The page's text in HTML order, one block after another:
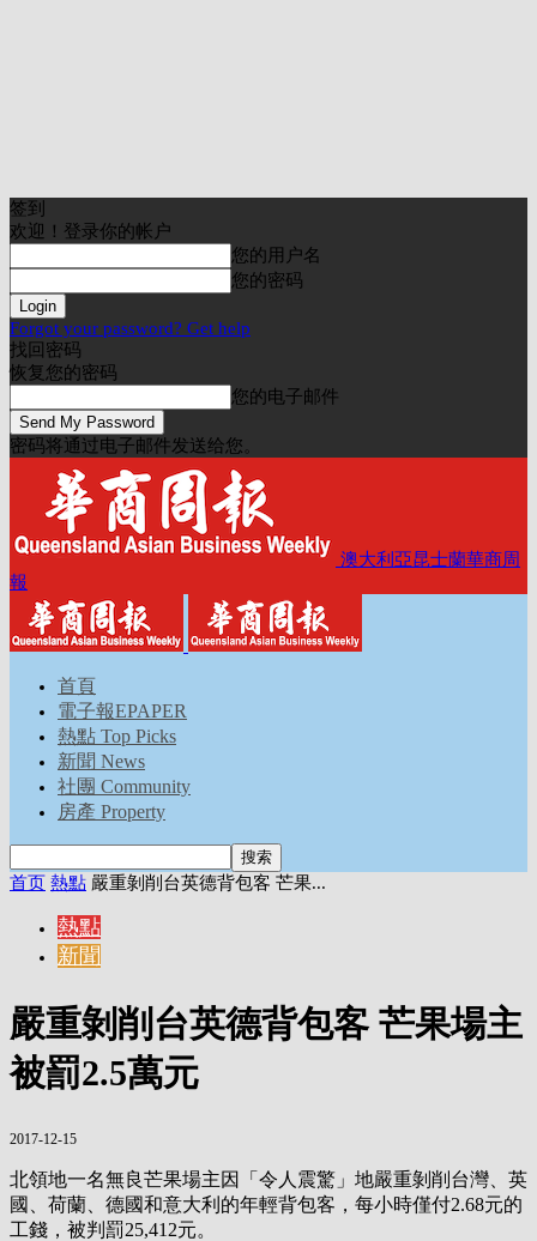
签到
欢迎！登录你的帐户
您的用户名
您的密码
Forgot your password? Get help
找回密码
恢复您的密码
您的电子邮件
密码将通过电子邮件发送给您。
澳大利亞昆士蘭華商周
報
首頁
電子報EPAPER
熱點 Top Picks
新聞 News
社團 Community
房產 Property
首页 熱點 嚴重剝削台英德背包客 芒果...
熱點
新聞
嚴重剝削台英德背包客 芒果場主
被罰2.5萬元
2017-12-15
北領地一名無良芒果場主因「令人震驚」地嚴重剝削台灣、英
國、荷蘭、德國和意大利的年輕背包客，每小時僅付2.68元的
工錢，被判罰25,412元。